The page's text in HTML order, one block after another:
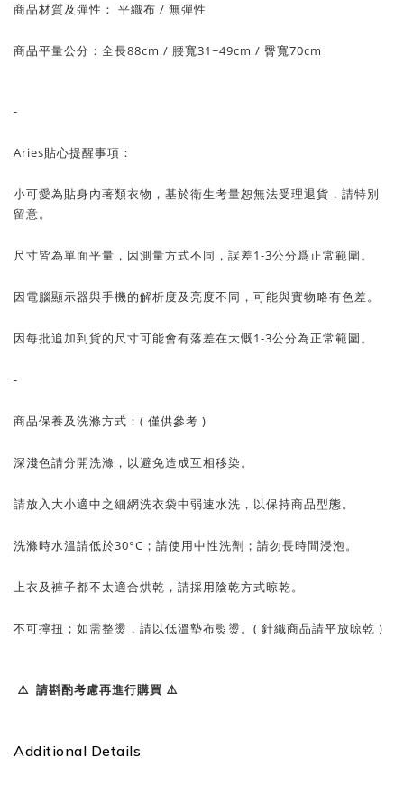
商品材質及彈性： 平織布 / 無彈性
商品平量公分：全長88cm / 腰寬31~49cm / 臀寬70cm
-
Aries貼心提醒事項：
小可愛為貼身內著類衣物，基於衛生考量恕無法受理退貨，請特別
留意。
尺寸皆為單面平量，因測量方式不同，誤差1-3公分爲正常範圍。
因電腦顯示器與手機的解析度及亮度不同，可能與實物略有色差。
因每批追加到貨的尺寸可能會有落差在大慨1-3公分為正常範圍。
-
商品保養及洗滌方式：( 僅供參考 )
深淺色請分開洗滌，以避免造成互相移染。
請放入大小適中之細網洗衣袋中弱速水洗，以保持商品型態。
洗滌時水溫請低於30°C；請使用中性洗劑；請勿長時間浸泡。
上衣及褲子都不太適合烘乾，請採用陰乾方式晾乾。
不可擰扭；如需整燙，請以低溫墊布熨燙。( 針織商品請平放晾乾 )
⚠️ 請斟酌考慮再進行購買 ⚠️
Additional Details